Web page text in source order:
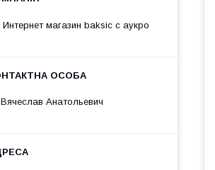
Интернет магазин baksic с аукро
Вячеслав Анатольевич